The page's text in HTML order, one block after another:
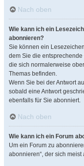
Nach oben
Wie kann ich ein
abonnieren?
Sie können ein
dem Sie die entsprechende
die sich normalerweise
Themas befinden.
Wenn Sie bei der Antwort
sobald eine Antwort
ebenfalls für Sie abonniert.
Nach oben
Wie kann ich ein Forum
Um ein Forum zu
abonnieren“, der sich